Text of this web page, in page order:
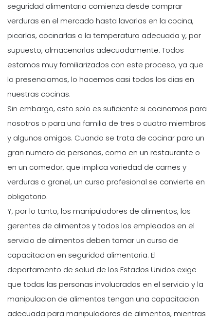
seguridad alimentaria comienza desde comprar
verduras en el mercado hasta lavarlas en la cocina,
picarlas, cocinarlas a la temperatura adecuada y, por
supuesto, almacenarlas adecuadamente. Todos
estamos muy familiarizados con este proceso, ya que
lo presenciamos, lo hacemos casi todos los dias en
nuestras cocinas.
Sin embargo, esto solo es suficiente si cocinamos para
nosotros o para una familia de tres o cuatro miembros
y algunos amigos. Cuando se trata de cocinar para un
gran numero de personas, como en un restaurante o
en un comedor, que implica variedad de carnes y
verduras a granel, un curso profesional se convierte en
obligatorio.
Y, por lo tanto, los manipuladores de alimentos, los
gerentes de alimentos y todos los empleados en el
servicio de alimentos deben tomar un curso de
capacitacion en seguridad alimentaria. El
departamento de salud de los Estados Unidos exige
que todas las personas involucradas en el servicio y la
manipulacion de alimentos tengan una capacitacion
adecuada para manipuladores de alimentos, mientras